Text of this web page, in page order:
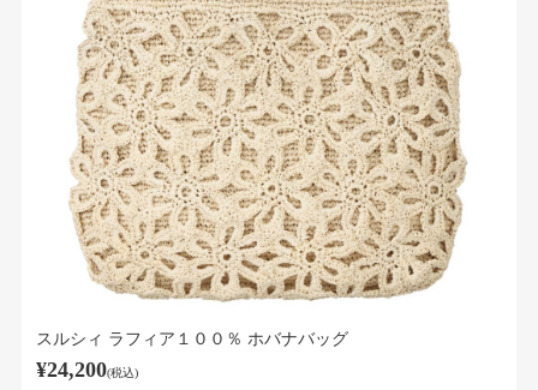
スルシィ ラフィア１００％ ホバナバッグ
¥24,200(税込)